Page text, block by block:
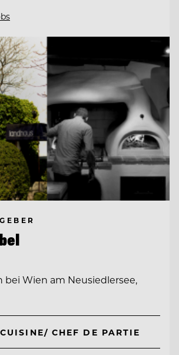
bei Wien am Neusiedlersee,
CHEF DE PARTIE